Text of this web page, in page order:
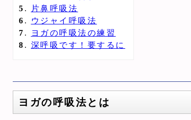
5 .
片鼻呼吸法
6 .
ウジャイ呼吸法
7 .
ヨガの呼吸法の練習
8 . 深呼吸です！要するに
ヨガの呼吸法とは